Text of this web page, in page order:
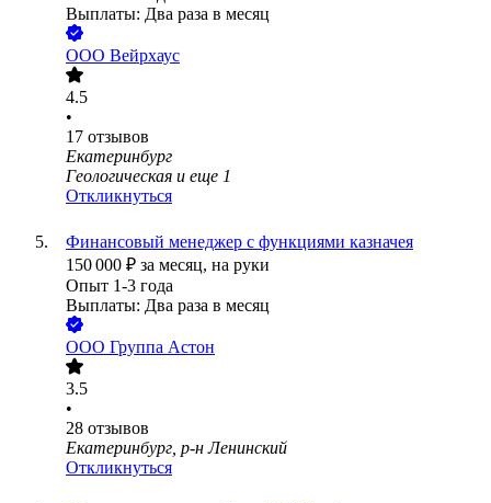
Выплаты: Два раза в месяц
ООО Вейрхаус
4.5
•
17 отзывов
Екатеринбург
Геологическая и еще 1
Откликнуться
Финансовый менеджер с функциями казначея
150 000 ₽ за месяц, на руки
Опыт 1-3 года
Выплаты: Два раза в месяц
ООО Группа Астон
3.5
•
28 отзывов
Екатеринбург, р-н Ленинский
Откликнуться